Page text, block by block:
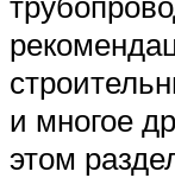
и многое
этом